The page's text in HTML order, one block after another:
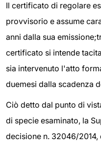
Il certificato di regolare
provvisorio e assume
anni dalla sua emissione;
certificato si intende
sia intervenuto l'atto
duemesi dalla scadenza
Ciò detto dal punto di
di specie esaminato, la
decisione n. 32046/2014,